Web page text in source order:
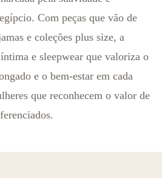
Com peças que vão de
e coleções plus size, a
e sleepwear que valoriza o
e o bem-estar em cada
que reconhecem o valor de